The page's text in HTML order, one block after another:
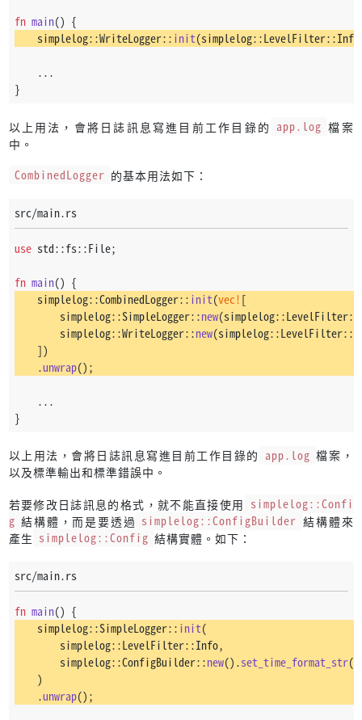
fn main() {
    simplelog::WriteLogger::
init
    ...
}
以上用法，會將日誌訊息寫進目前工作目錄的 app.log 檔案
中。
CombinedLogger 的基本用法如下：
src/main.rs
use std::fs::File;
fn main() {
    simplelog::CombinedLogger::
init(vec! [
        simplelog::SimpleLogger::
new
        simplelog::WriteLogger::
new
    ])
    .
unwrap();
    ...
}
以上用法，會將日誌訊息寫進目前工作目錄的 app.log 檔案，
以及標準輸出和標準錯誤中。
若要修改日誌訊息的格式，就不能直接使用 simplelog::Confi
g 結構體，而是要透過 simplelog::ConfigBuilder 結構體來
產生 simplelog::Config 結構實體。如下：
src/main.rs
fn main() {
    simplelog::SimpleLogger::
init(
        simplelog::LevelFilter::Info,
        simplelog::ConfigBuilder::
new().set_time_format_str(
    )
    .
unwrap();